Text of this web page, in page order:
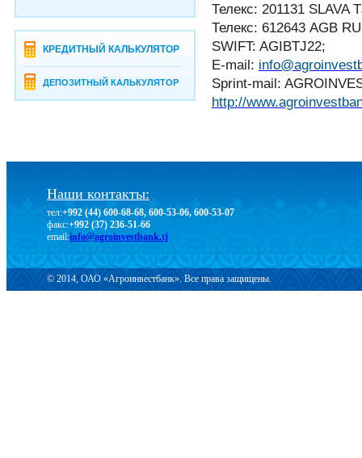
КРЕДИТНЫЙ КАЛЬКУЛЯТОР
ДЕПОЗИТНЫЙ КАЛЬКУЛЯТОР
Телекс: 201131 SLAVA
Телекс: 612643 AGB
SWIFT: AGIBTJ22;
E-mail:
Sprint-mail:
http://
Наши контакты:
тел:+992 (44) 600-68-68, 600-53-06, 600-53-07
факс:+992 (37) 236-51-66
email:info@agroinvestbank.tj
© 2014, ОАО «Агроинвестбанк». Все права защищены.